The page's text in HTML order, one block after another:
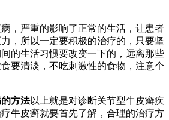
，严重的影响了正常的生活，让患者
，所以一定要积极的治疗的，只要坚
的生活习惯要改变一下的，远离那些
要清淡，不吃刺激性的食物，注意个
方法以上就是对诊断关节型牛皮癣疾
牛皮癣就要首先了解，合理的治疗方